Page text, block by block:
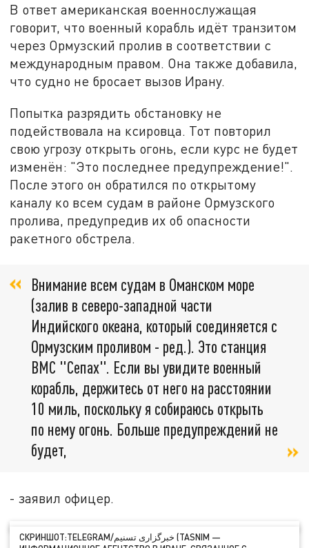
В ответ американская военнослужащая
говорит, что военный корабль идёт транзитом
через Ормузский пролив в соответствии с
международным правом. Она также добавила,
что судно не бросает вызов Ирану.
Попытка разрядить обстановку не
подействовала на ксировца. Тот повторил
свою угрозу открыть огонь, если курс не будет
изменён: "Это последнее предупреждение!".
После этого он обратился по открытому
каналу ко всем судам в районе Ормузского
пролива, предупредив их об опасности
ракетного обстрела.
Внимание всем судам в Оманском море
(залив в северо-западной части
Индийского океана, который соединяется с
Ормузским проливом - ред.). Это станция
ВМС "Сепах". Если вы увидите военный
корабль, держитесь от него на расстоянии
10 миль, поскольку я собираюсь открыть
по нему огонь. Больше предупреждений не
будет,
- заявил офицер.
СКРИНШОТ:TELEGRAM/خبرگزاری تسنیم (TASNIM —